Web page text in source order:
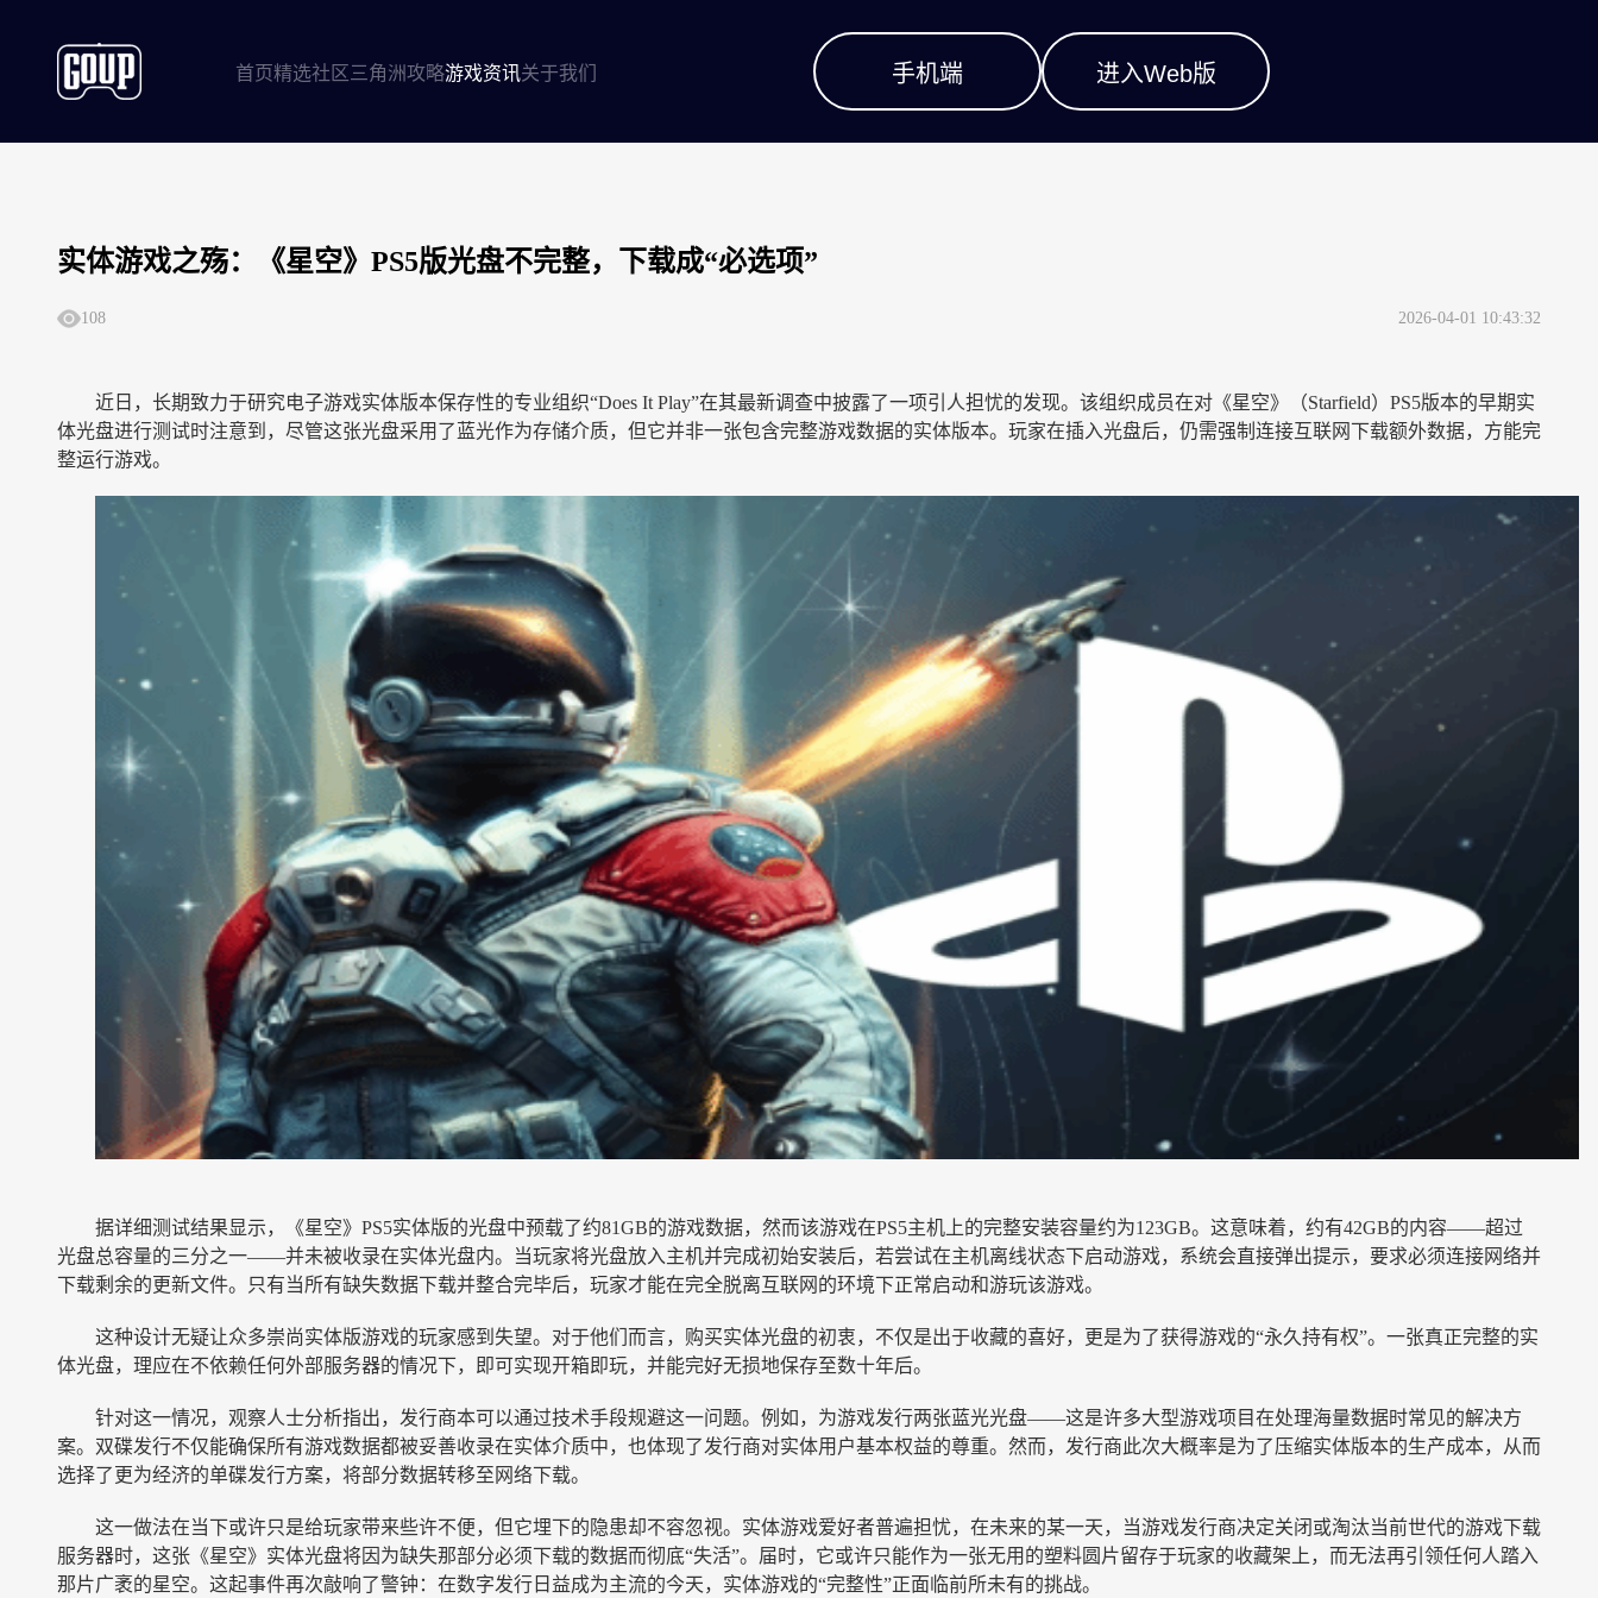
首页精选社区 三角洲攻略游戏资讯关于我们 手机端 进入Web版
实体游戏之殇：《星空》PS5版光盘不完整，下载成“必选项”
108 2026-04-01 10:43:32
近日，长期致力于研究电子游戏实体版本保存性的专业组织“Does It Play”在其最新调查中披露了一项引人担忧的发现。该组织成员在对《星空》（Starfield）PS5版本的早期实
体光盘进行测试时注意到，尽管这张光盘采用了蓝光作为存储介质，但它并非一张包含完整游戏数据的实体版本。玩家在插入光盘后，仍需强制连接互联网下载额外数据，方能完
整运行游戏。
据详细测试结果显示，《星空》PS5实体版的光盘中预载了约81GB的游戏数据，然而该游戏在PS5主机上的完整安装容量约为123GB。这意味着，约有42GB的内容——超过
光盘总容量的三分之一——并未被收录在实体光盘内。当玩家将光盘放入主机并完成初始安装后，若尝试在主机离线状态下启动游戏，系统会直接弹出提示，要求必须连接网络并
下载剩余的更新文件。只有当所有缺失数据下载并整合完毕后，玩家才能在完全脱离互联网的环境下正常启动和游玩该游戏。
这种设计无疑让众多崇尚实体版游戏的玩家感到失望。对于他们而言，购买实体光盘的初衷，不仅是出于收藏的喜好，更是为了获得游戏的“永久持有权”。一张真正完整的实
体光盘，理应在不依赖任何外部服务器的情况下，即可实现开箱即玩，并能完好无损地保存至数十年后。
针对这一情况，观察人士分析指出，发行商本可以通过技术手段规避这一问题。例如，为游戏发行两张蓝光光盘——这是许多大型游戏项目在处理海量数据时常见的解决方
案。双碟发行不仅能确保所有游戏数据都被妥善收录在实体介质中，也体现了发行商对实体用户基本权益的尊重。然而，发行商此次大概率是为了压缩实体版本的生产成本，从而
选择了更为经济的单碟发行方案，将部分数据转移至网络下载。
这一做法在当下或许只是给玩家带来些许不便，但它埋下的隐患却不容忽视。实体游戏爱好者普遍担忧，在未来的某一天，当游戏发行商决定关闭或淘汰当前世代的游戏下载
服务器时，这张《星空》实体光盘将因为缺失那部分必须下载的数据而彻底“失活”。届时，它或许只能作为一张无用的塑料圆片留存于玩家的收藏架上，而无法再引领任何人踏入
那片广袤的星空。这起事件再次敲响了警钟：在数字发行日益成为主流的今天，实体游戏的“完整性”正面临前所未有的挑战。